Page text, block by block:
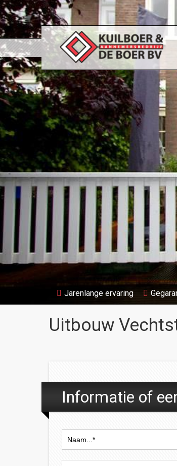
Jarenlange ervaring
Uitbouw
Informatie of